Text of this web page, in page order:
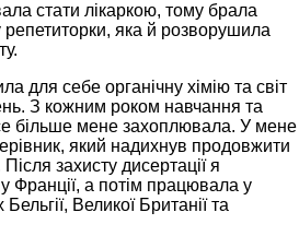
стати лікаркою, тому брала
репетиторки, яка й розворушила
для себе органічну хімію та світ
З кожним роком навчання та
більше мене захоплювала. У мене
який надихнув продовжити
захисту дисертації я
Франції, а потім працювала у
Великої Британії та